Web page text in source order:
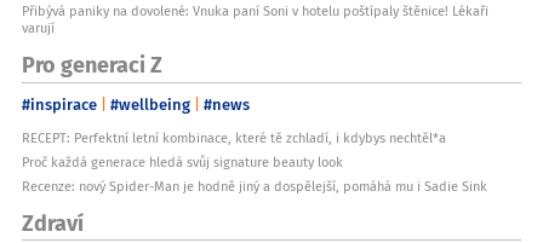
Přibývá paniky na dovolené: Vnuka paní Soni v hotelu poštípaly štěnice! Lékaři
varují
Pro generaci Z
#inspirace #wellbeing #news
RECEPT: Perfektní letní kombinace, které tě zchladí, i kdybys nechtěl*a
Proč každá generace hledá svůj signature beauty look
Recenze: nový Spider-Man je hodně jiný a dospělejší, pomáhá mu i Sadie Sink
Zdraví